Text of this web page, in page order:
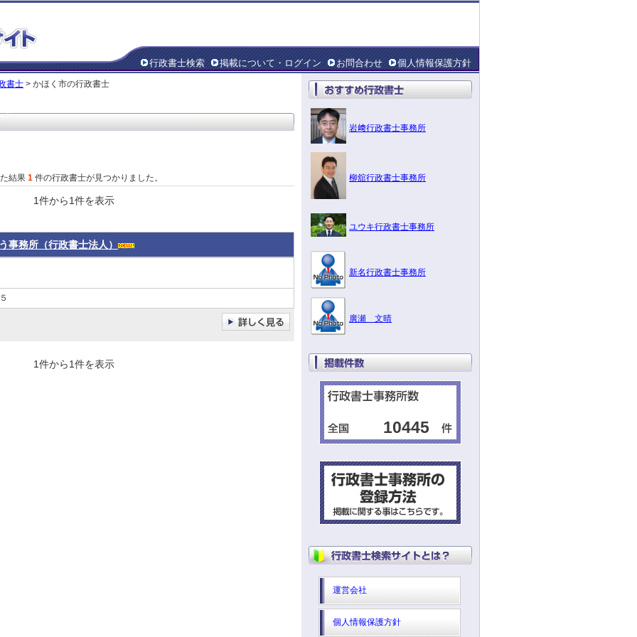
行政書士検索 掲載について・ログイン お問合わせ 個人情報保護方針
書士 > かほく市の行政書士
結果 1 件の行政書士が見つかりました。
1件から1件を表示
事務所（行政書士法人）
1件から1件を表示
岩﨑行政書士事務所
柳舘行政書士事務所
ユウキ行政書士事務所
新名行政書士事務所
廣瀬 文晴
10445
運営会社
個人情報保護方針